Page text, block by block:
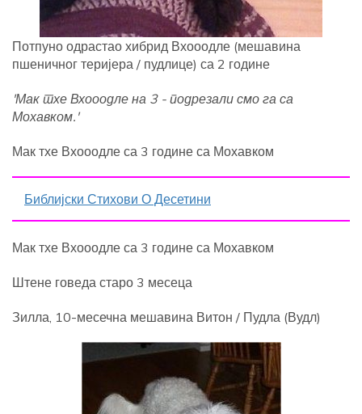
Потпуно одрастао хибрид Вхооодле (мешавина
пшеничног теријера / пудлице) са 2 године
'Мак тхе Вхооодле на 3 - подрезали смо га са
Мохавком.'
Мак тхе Вхооодле са 3 године са Мохавком
Библијски Стихови О Десетини
Мак тхе Вхооодле са 3 године са Мохавком
Штене говеда старо 3 месеца
Зилла, 10-месечна мешавина Витон / Пудла (Вудл)